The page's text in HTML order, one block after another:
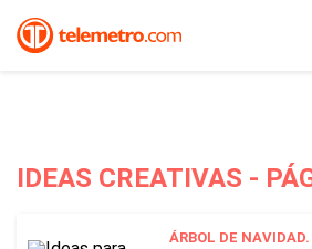
IDEAS CREATIVAS -
ÁRBOL DE NAVIDAD.